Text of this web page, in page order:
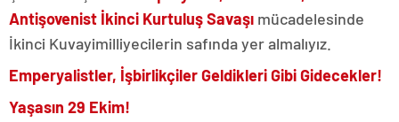
Antişovenist İkinci Kurtuluş Savaşı mücadelesinde
İkinci Kuvayimilliyecilerin safında yer almalıyız.
Emperyalistler, İşbirlikçiler Geldikleri Gibi Gidecekler!
Yaşasın 29 Ekim!